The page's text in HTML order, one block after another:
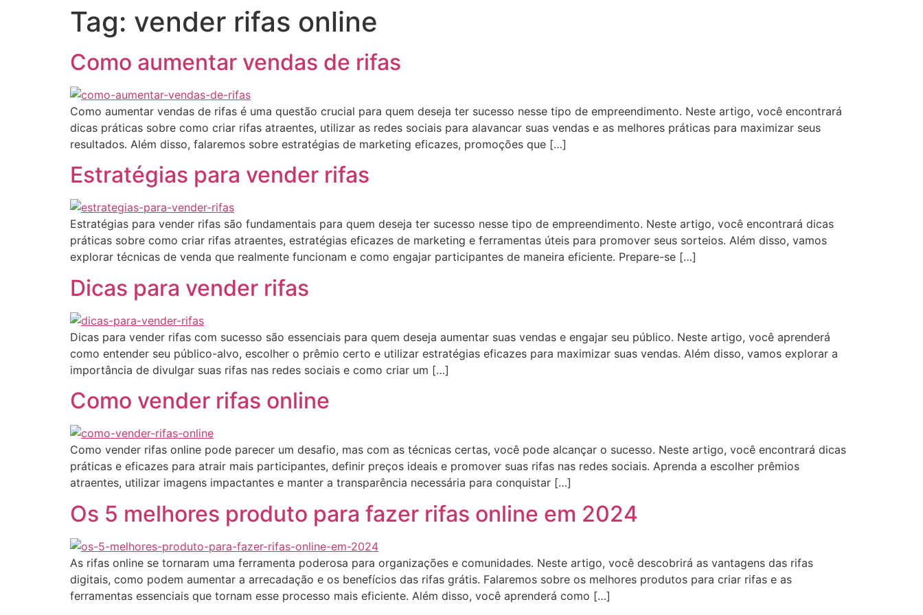
Tag: vender rifas online
Como aumentar vendas de rifas
Como aumentar vendas de rifas é uma questão crucial para quem deseja ter sucesso nesse tipo de empreendimento. Neste artigo, você encontrará
dicas práticas sobre como criar rifas atraentes, utilizar as redes sociais para alavancar suas vendas e as melhores práticas para maximizar seus
resultados. Além disso, falaremos sobre estratégias de marketing eficazes, promoções que […]
Estratégias para vender rifas
Estratégias para vender rifas são fundamentais para quem deseja ter sucesso nesse tipo de empreendimento. Neste artigo, você encontrará dicas
práticas sobre como criar rifas atraentes, estratégias eficazes de marketing e ferramentas úteis para promover seus sorteios. Além disso, vamos
explorar técnicas de venda que realmente funcionam e como engajar participantes de maneira eficiente. Prepare-se […]
Dicas para vender rifas
Dicas para vender rifas com sucesso são essenciais para quem deseja aumentar suas vendas e engajar seu público. Neste artigo, você aprenderá
como entender seu público-alvo, escolher o prêmio certo e utilizar estratégias eficazes para maximizar suas vendas. Além disso, vamos explorar a
importância de divulgar suas rifas nas redes sociais e como criar um […]
Como vender rifas online
Como vender rifas online pode parecer um desafio, mas com as técnicas certas, você pode alcançar o sucesso. Neste artigo, você encontrará dicas
práticas e eficazes para atrair mais participantes, definir preços ideais e promover suas rifas nas redes sociais. Aprenda a escolher prêmios
atraentes, utilizar imagens impactantes e manter a transparência necessária para conquistar […]
Os 5 melhores produto para fazer rifas online em 2024
As rifas online se tornaram uma ferramenta poderosa para organizações e comunidades. Neste artigo, você descobrirá as vantagens das rifas
digitais, como podem aumentar a arrecadação e os benefícios das rifas grátis. Falaremos sobre os melhores produtos para criar rifas e as
ferramentas essenciais que tornam esse processo mais eficiente. Além disso, você aprenderá como […]